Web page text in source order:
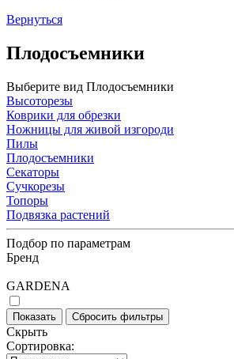
Вернуться
Плодосъемники
Выберите вид Плодосъемники
Высоторезы
Коврики для обрезки
Ножницы для живой изгороди
Пилы
Плодосъемники
Секаторы
Сучкорезы
Топоры
Подвязка растений
Подбор по параметрам
Бренд
GARDENA
Скрыть
Сортировка: